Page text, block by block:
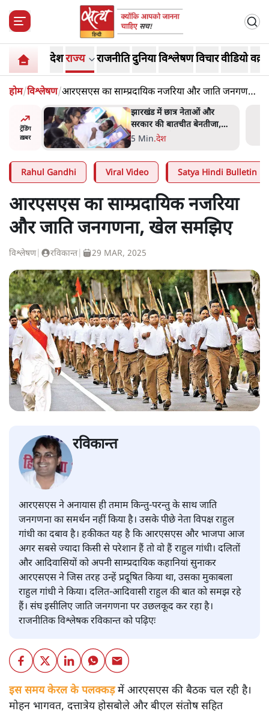
देशराज्य राजनीतिदुनियाविश्लेषणविचारवीडियो
होम/विश्लेषण/आरएसएस का साम्प्रदायिक नजरिया और जाति जनगणना,
खेल समझिए
ट्रेंडिंग
ख़बर
'Kya
चुनाव
झारखंड में छात्र नेताओं और
सरकार की बातचीत बेनतीजा,
आंदोलन जारी
5 Min.देश
Rahul Gandhi Viral Video Satya Hindi Bulletin
आरएसएस का साम्प्रदायिक नजरिया
और जाति जनगणना, खेल समझिए
विश्लेषण| रविकान्त 29 MAR, 2025
रविकान्त
आरएसएस ने अनायास ही तमाम किन्तु-परन्तु के साथ जाति
जनगणना का समर्थन नहीं किया है। उसके पीछे नेता विपक्ष राहुल
गांधी का दबाव है। हकीकत यह है कि आरएसएस और भाजपा आज
अगर सबसे ज्यादा किसी से परेशान हैं तो वो हैं राहुल गांधी। दलितों
और आदिवासियों को अपनी साम्प्रदायिक कहानियां सुनाकर
आरएसएस ने जिस तरह उन्हें प्रदूषित किया था, उसका मुकाबला
राहुल गांधी ने किया। दलित-आदिवासी राहुल की बात को समझ रहे
हैं। संघ इसीलिए जाति जनगणना पर उछलकूद कर रहा है।
राजनीतिक विश्लेषक रविकान्त को पढ़िएः
इस समय केरल के पलक्कड़में आरएसएस की बैठक चल रही है।
मोहन भागवत, दत्तात्रेय होसबोले और बीएल संतोष सहित